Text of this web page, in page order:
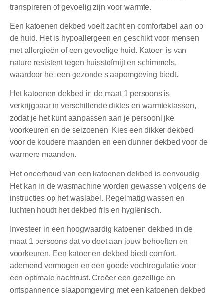
transpireren of gevoelig zijn voor warmte.
Een katoenen dekbed voelt zacht en comfortabel aan op
de huid. Het is hypoallergeen en geschikt voor mensen
met allergieën of een gevoelige huid. Katoen is van
nature resistent tegen huisstofmijt en schimmels,
waardoor het een gezonde slaapomgeving biedt.
Het katoenen dekbed in de maat 1 persoons is
verkrijgbaar in verschillende diktes en warmteklassen,
zodat je het kunt aanpassen aan je persoonlijke
voorkeuren en de seizoenen. Kies een dikker dekbed
voor de koudere maanden en een dunner dekbed voor de
warmere maanden.
Het onderhoud van een katoenen dekbed is eenvoudig.
Het kan in de wasmachine worden gewassen volgens de
instructies op het waslabel. Regelmatig wassen en
luchten houdt het dekbed fris en hygiënisch.
Investeer in een hoogwaardig katoenen dekbed in de
maat 1 persoons dat voldoet aan jouw behoeften en
voorkeuren. Een katoenen dekbed biedt comfort,
ademend vermogen en een goede vochtregulatie voor
een optimale nachtrust. Creëer een gezellige en
ontspannende slaapomgeving met een katoenen dekbed